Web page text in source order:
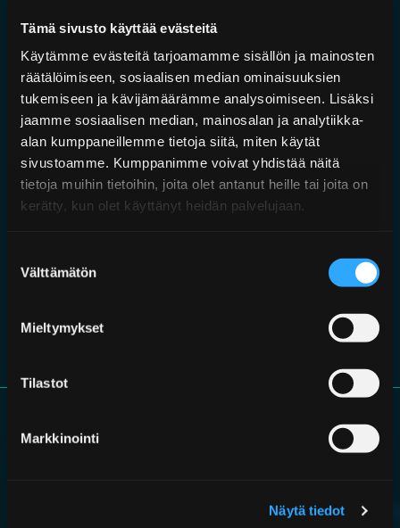
Tämä sivusto käyttää evästeitä
Käytämme evästeitä tarjoamamme sisällön ja mainosten
räätälöimiseen, sosiaalisen median ominaisuuksien
tukemiseen ja kävijämäärämme analysoimiseen. Lisäksi
jaamme sosiaalisen median, mainosalan ja analytiikka-
alan kumppaneillemme tietoja siitä, miten käytät
sivustoamme. Kumppanimme voivat yhdistää näitä
tietoja muihin tietoihin, joita olet antanut heille tai joita on
kerätty, kun olet käyttänyt heidän palvelujaan.
valinta
Välttämätön
Mieltymykset
Tilastot
Markkinointi
Näytä tiedot
toimitetaan käyttövalmiina moduuliratkaisuina.
Hydrollin akkuasemat ovat helposti asennettavia ja
asiakkaan käyttötarpeen mukaan räätälöity ratkaisuja.